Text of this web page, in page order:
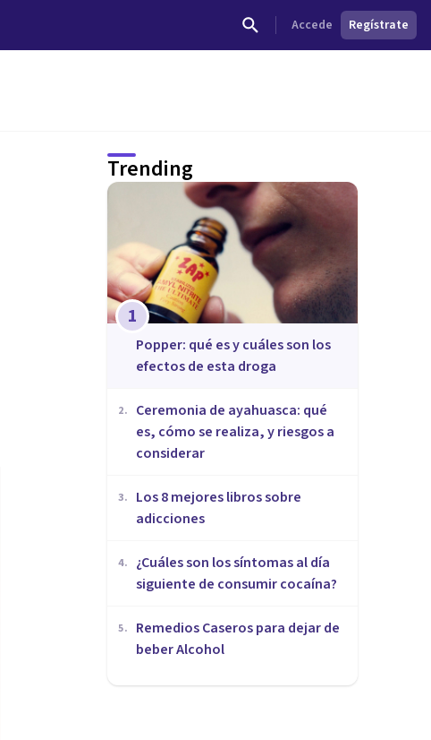
Accede Regístrate
Trending
1
Popper: qué es y cuáles son los
efectos de esta droga
2.
Ceremonia de ayahuasca: qué
es, cómo se realiza, y riesgos a
considerar
3.
Los 8 mejores libros sobre
adicciones
4.
¿Cuáles son los síntomas al día
siguiente de consumir cocaína?
5.
Remedios Caseros para dejar de
beber Alcohol